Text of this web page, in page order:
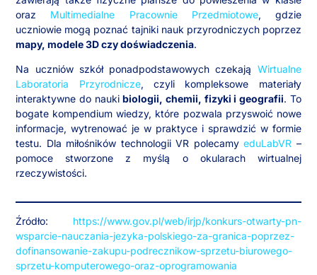
oraz Multimedialne Pracownie Przedmiotowe, gdzie
uczniowie mogą poznać tajniki nauk przyrodniczych poprzez
mapy, modele 3D czy doświadczenia.
Na uczniów szkół ponadpodstawowych czekają Wirtualne
Laboratoria Przyrodnicze, czyli kompleksowe materiały
interaktywne do naukibiologii, chemii, fizyki i geografii. To
bogate kompendium wiedzy, które pozwala przyswoić nowe
informacje, wytrenować je w praktyce i sprawdzić w formie
testu. Dla miłośników technologii VR polecamyeduLabVR –
pomoce stworzone z myślą o okularach wirtualnej
rzeczywistości.
Źródło: https://www.gov.pl/web/irjp/konkurs-otwarty-pn-
wsparcie-nauczania-jezyka-polskiego-za-granica-poprzez-
dofinansowanie-zakupu-podrecznikow-sprzetu-biurowego-
sprzetu-komputerowego-oraz-oprogramowania